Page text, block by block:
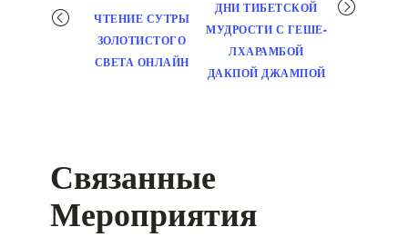
навигация
ЧТЕНИЕ СУТРЫ
ЗОЛОТИСТОГО
СВЕТА ОНЛАЙН
ДНИ ТИБЕТСКОЙ
МУДРОСТИ С ГЕШЕ-
ЛХАРАМБОЙ
ДАКПОЙ ДЖАМПОЙ
Связанные
Мероприятия